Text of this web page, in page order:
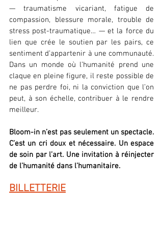
— traumatisme vicariant, fatigue de
compassion, blessure morale, trouble de
stress post-traumatique… — et la force du
lien que crée le soutien par les pairs, ce
sentiment d’appartenir à une communauté.
Dans un monde où l’humanité prend une
claque en pleine figure, il reste possible de
ne pas perdre foi, ni la conviction que l’on
peut, à son échelle, contribuer à le rendre
meilleur.
Bloom-in n’est pas seulement un spectacle.
C’est un cri doux et nécessaire. Un espace
de soin par l’art. Une invitation à réinjecter
de l’humanité dans l’humanitaire.
BILLETTERIE